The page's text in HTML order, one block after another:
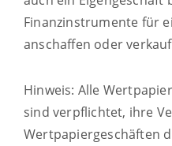
Finanzinstrumente für
anschaffen oder
Hinweis: Alle
sind verpflichtet, ihre
Wertpapiergeschäften